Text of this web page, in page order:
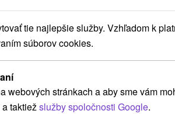
tie najlepšie služby. Vzhľadom k
súborov cookies.
webových stránkach a aby sme vám
taktiež služby spoločnosti Google.